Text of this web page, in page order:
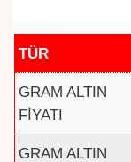
TÜR
GRAM ALTIN
FİYATI
GRAM ALTIN